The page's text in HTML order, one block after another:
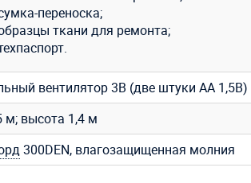
переноска;
ткани для ремонта;
вентилятор 3В (две штуки АА 1,5В)
м; высота 1,4 м
300DEN, влагозащищенная молния